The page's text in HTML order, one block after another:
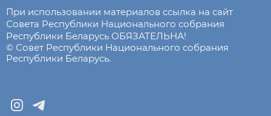
При использовании материалов ссылка на сайт
Совета Республики Национального собрания
Республики Беларусь ОБЯЗАТЕЛЬНА!
© Совет Республики Национального собрания
Республики Беларусь.